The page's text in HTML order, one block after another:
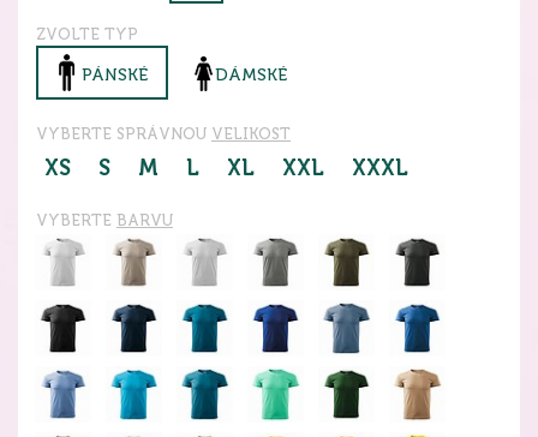
ZVOLTE TYP
PÁNSKÉ DÁMSKÉ
VYBERTE SPRÁVNOU VELIKOST
XS S M L XL XXL XXXL
VYBERTE BARVU